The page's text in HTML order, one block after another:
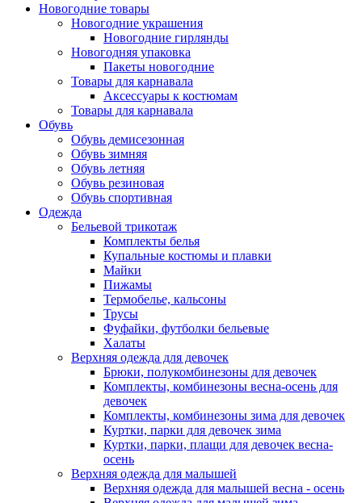
Новогодние товары
Новогодние украшения
Новогодние гирлянды
Новогодняя упаковка
Пакеты новогодние
Товары для карнавала
Аксессуары к костюмам
Товары для карнавала
Обувь
Обувь демисезонная
Обувь зимняя
Обувь летняя
Обувь резиновая
Обувь спортивная
Одежда
Бельевой трикотаж
Комплекты белья
Купальные костюмы и плавки
Майки
Пижамы
Термобелье, кальсоны
Трусы
Фуфайки, футболки бельевые
Халаты
Верхняя одежда для девочек
Брюки, полукомбинезоны для девочек
Комплекты, комбинезоны весна-осень для
девочек
Комплекты, комбинезоны зима для девочек
Куртки, парки для девочек зима
Куртки, парки, плащи для девочек весна-
осень
Верхняя одежда для малышей
Верхняя одежда для малышей весна - осень